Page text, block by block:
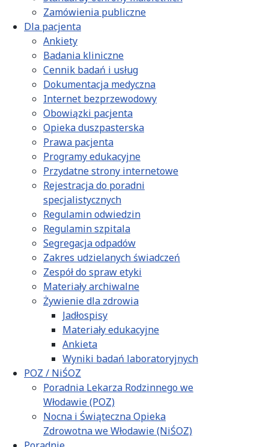
Zamówienia publiczne
Dla pacjenta
Ankiety
Badania kliniczne
Cennik badań i usług
Dokumentacja medyczna
Internet bezprzewodowy
Obowiązki pacjenta
Opieka duszpasterska
Prawa pacjenta
Programy edukacyjne
Przydatne strony internetowe
Rejestracja do poradni
specjalistycznych
Regulamin odwiedzin
Regulamin szpitala
Segregacja odpadów
Zakres udzielanych świadczeń
Zespół do spraw etyki
Materiały archiwalne
Żywienie dla zdrowia
Jadłospisy
Materiały edukacyjne
Ankieta
Wyniki badań laboratoryjnych
POZ / NiŚOZ
Poradnia Lekarza Rodzinnego we
Włodawie (POZ)
Nocna i Świąteczna Opieka
Zdrowotna we Włodawie (NiŚOZ)